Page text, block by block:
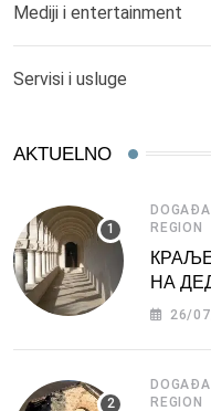
Mediji i entertainment
Servisi i usluge
AKTUELNO
REGION
НА
26/
REGION